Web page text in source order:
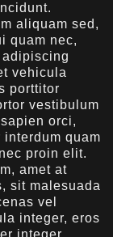
aliquam sed,
quam nec,
vehicula
porttitor
vestibulum
orci,
quam
proin elit.
amet at
sit malesuada
vel
integer, eros